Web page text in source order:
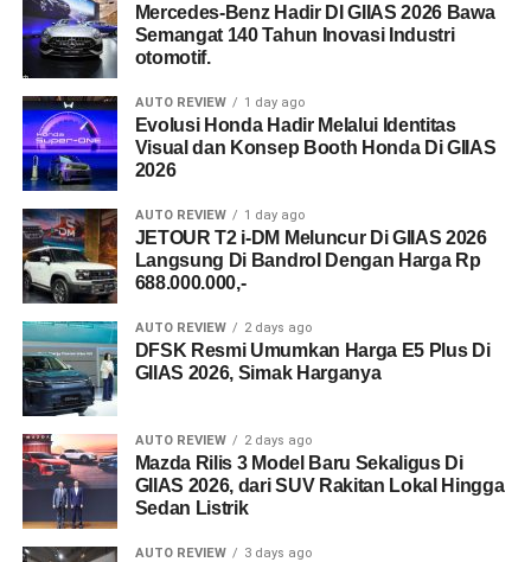
Mercedes-Benz Hadir DI GIIAS 2026 Bawa
Semangat 140 Tahun Inovasi Industri
otomotif.
AUTO REVIEW 1 day ago
Evolusi Honda Hadir Melalui Identitas
Visual dan Konsep Booth Honda Di GIIAS
2026
AUTO REVIEW 1 day ago
JETOUR T2 i-DM Meluncur Di GIIAS 2026
Langsung Di Bandrol Dengan Harga Rp
688.000.000,-
AUTO REVIEW 2 days ago
DFSK Resmi Umumkan Harga E5 Plus Di
GIIAS 2026, Simak Harganya
AUTO REVIEW 2 days ago
Mazda Rilis 3 Model Baru Sekaligus Di
GIIAS 2026, dari SUV Rakitan Lokal Hingga
Sedan Listrik
AUTO REVIEW 3 days ago